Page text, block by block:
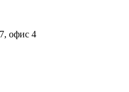
офис 4